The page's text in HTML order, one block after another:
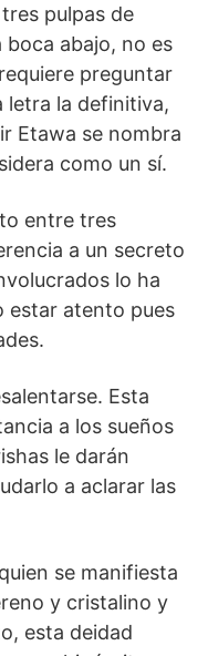
pulpas de
abajo, no es
preguntar
letra la definitiva,
Etawa se nombra
como un sí.
entre tres
a un secreto
lo ha
estar atento pues
Esta
a los sueños
le darán
a aclarar las
se manifiesta
y cristalino y
esta deidad